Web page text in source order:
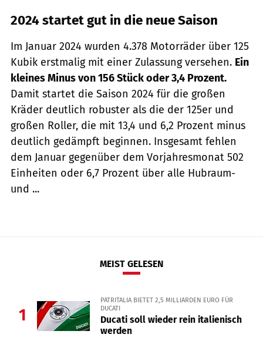
2024 startet gut in die neue Saison
Im Januar 2024 wurden 4.378 Motorräder über 125
Kubik erstmalig mit einer Zulassung versehen. Ein
kleines Minus von 156 Stück oder 3,4 Prozent.
Damit startet die Saison 2024 für die großen
Kräder deutlich robuster als die der 125er und
großen Roller, die mit 13,4 und 6,2 Prozent minus
deutlich gedämpft beginnen. Insgesamt fehlen
dem Januar gegenüber dem Vorjahresmonat 502
Einheiten oder 6,7 Prozent über alle Hubraum-
und ...
MEIST GELESEN
1
PATRITALIA BIETET 2,5 MILLIARDEN EURO FÜR
DUCATI
Ducati soll wieder rein italienisch
werden